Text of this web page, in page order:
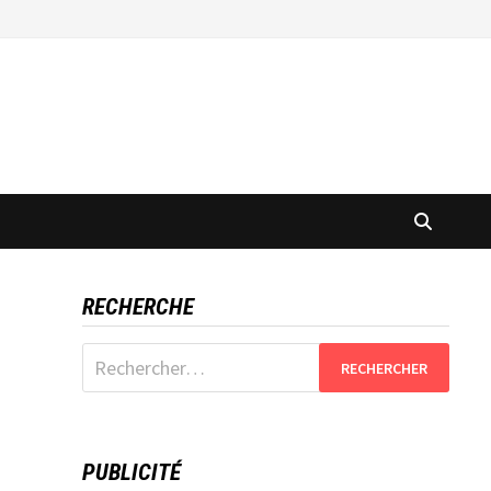
RECHERCHE
Rechercher :
PUBLICITÉ